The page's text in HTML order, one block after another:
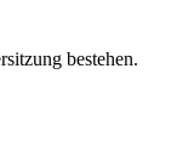
bestehen.